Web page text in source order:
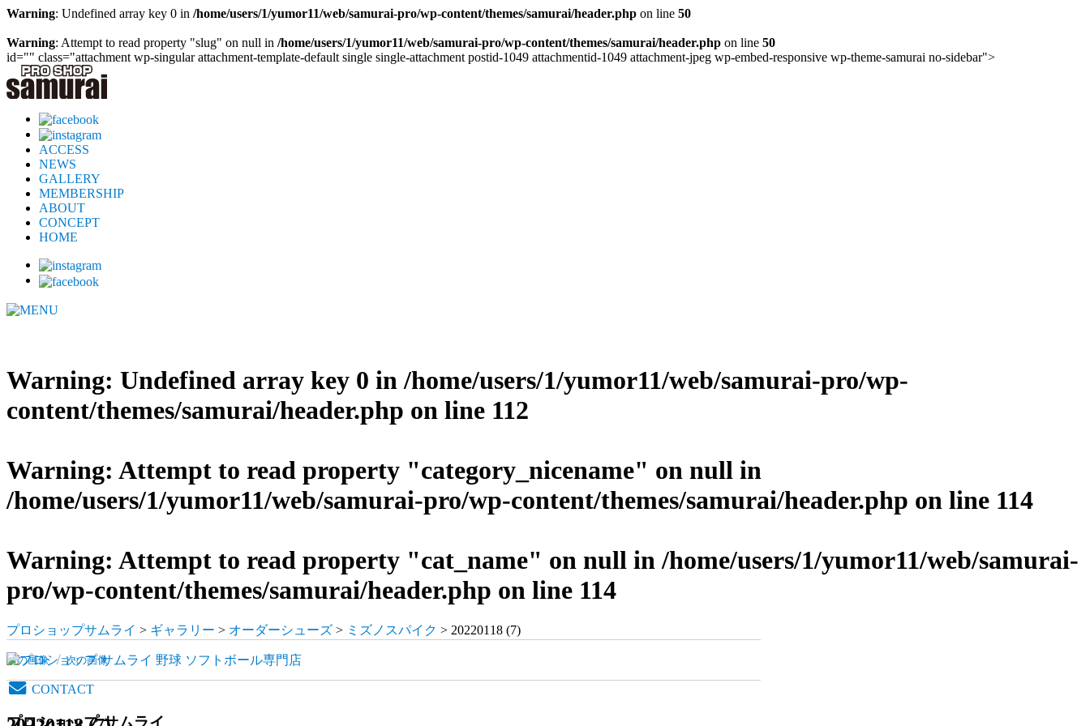
Warning: Undefined array key 0 in /home/users/1/yumor11/web/samurai-pro/wp-content/themes/samurai/header.php on line 50
Warning: Attempt to read property "slug" on null in /home/users/1/yumor11/web/samurai-pro/wp-content/themes/samurai/header.php on line 50
id="" class="attachment wp-singular attachment-template-default single single-attachment postid-1049 attachmentid-1049 attachment-jpeg wp-embed-responsive wp-theme-samurai no-sidebar">
ACCESS
NEWS
GALLERY
MEMBERSHIP
ABOUT
CONCEPT
HOME
Warning: Undefined array key 0 in /home/users/1/yumor11/web/samurai-pro/wp-
content/themes/samurai/header.php on line 112
Warning: Attempt to read property "category_nicename" on null in
/home/users/1/yumor11/web/samurai-pro/wp-content/themes/samurai/header.php on line 114
Warning: Attempt to read property "cat_name" on null in /home/users/1/yumor11/web/samurai-
pro/wp-content/themes/samurai/header.php on line 114
プロショップサムライ > ギャラリー > オーダーシューズ > ミズノスパイク > 20220118 (7)
前の画像 次の画像
CONTACT
プロショップ サムライ